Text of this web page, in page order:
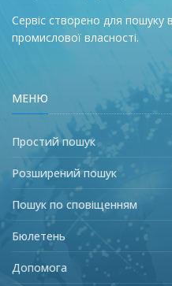
Сервіс створено для пошуку
промислової власності.
МЕНЮ
Простий пошук
Розширений пошук
Пошук по сповіщенням
Бюлетень
Допомога